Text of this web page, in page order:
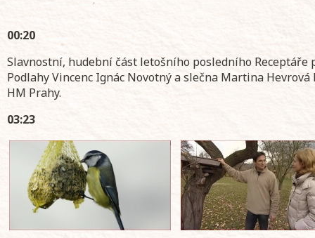
00:20
Slavnostní, hudební část letošního posledního
Podlahy Vincenc Ignác Novotný a slečna Martina
HM Prahy.
03:23